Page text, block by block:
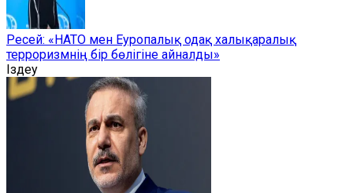
Ресей: «НАТО мен Еуропалық одақ халықаралық
терроризмнің бір бөлігіне айналды»
Іздеу